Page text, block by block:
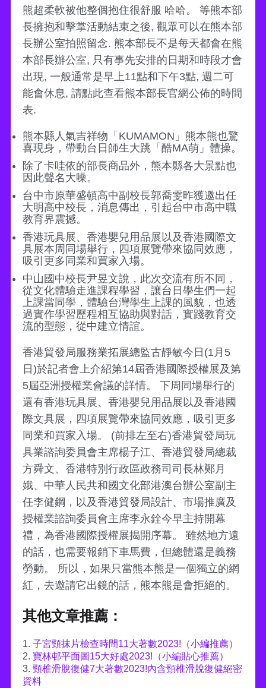
熊超柔軟被他整個抱住很舒服 哈哈。 等熊本部
長擁抱和擊掌活動結束之後, 觀眾可以在熊本部
長辦公室拍照留念. 熊本部長不是每天都會在熊
本部長辦公室, 只有事先安排的日期和時段才會
出現, 一般通常是早上11點和下午3點, 週二可
能會休息, 請點此查看熊本部長官網公佈的時間
表.
熊本縣人氣吉祥物「KUMAMON」熊本熊也驚
喜現身，帶動台日師生大跳「酷MA萌」體操。
除了卡哇依的部長商品外，熊本縣各大景點也
因此聲名大噪。
台中市原華盛頓高中副校長郭喬雯昨獲邀出任
大明高中校長，消息傳出，引起台中市高中職
教育界震撼。
香港玩具展、香港嬰兒用品展以及香港國際文
具展本周同場舉行，四項展覽帶來協同效應，
吸引更多同業和買家入場。
中山國中校長尹昱文說，此次交流有所不同，
從文化體驗走進課程學習，讓台日學生們一起
上課當同學，體驗台灣學生上課的風貌，也透
過實作學習歷程相互協助與對話，實踐教育交
流的型態，從中建立情誼。
香港貿發局服務業拓展總監古靜敏今日(1月5
日)於記者會上介紹第14屆香港國際授權展及第
5屆亞洲授權業會議的詳情。 下周同場舉行的
還有香港玩具展、香港嬰兒用品展以及香港國
際文具展，四項展覽帶來協同效應，吸引更多
同業和買家入場。 (前排左至右)香港貿發局玩
具業諮詢委員會主席楊子江、香港貿發局總裁
方舜文、香港特別行政區政務司司長林鄭月
娥、中華人民共和國文化部港澳台辦公室副主
任李健鋼，以及香港貿發局設計、市場推廣及
授權業諮詢委員會主席李永銓今早主持開幕
禮，為香港國際授權展揭開序幕。 雖然地方遠
的話，也需要報銷下車馬費，但總體還是義務
勞動。 所以，如果只當熊本熊是一個獨立的網
紅，去邀請它出鏡的話，熊本熊是會拒絕的。
其他文章推薦：
1. 子宮頸抹片檢查時間11大著數2023!（小編推薦）
2. 寶林邨平面圖15大好處2023!（小編貼心推薦）
3. 頸椎滑脫復健7大著數2023!內含頸椎滑脫復健絕密
資料